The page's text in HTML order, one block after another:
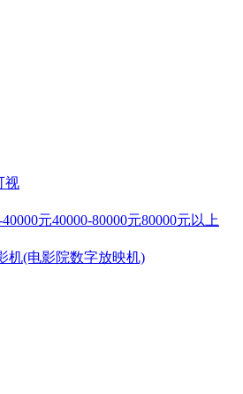
视
40000元40000-80000元80000元以上
机(电影院数字放映机)